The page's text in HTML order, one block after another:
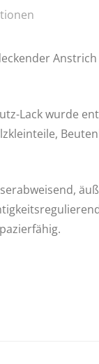
Anstrich
Lack wurde